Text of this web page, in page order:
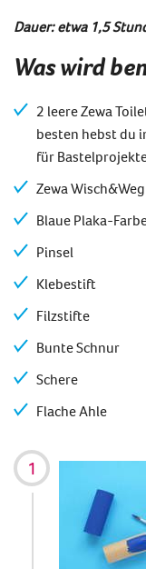
Dauer: etwa 1,5
Was wird
2 leere Zewa
besten hebst du
für
Zewa
Blaue Plaka-
Pinsel
Klebestift
Filzstifte
Bunte Schnur
Schere
Flache Ahle